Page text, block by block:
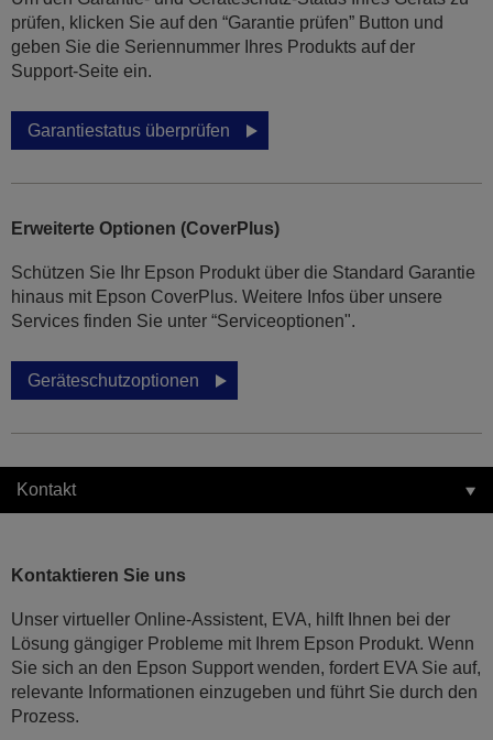
prüfen, klicken Sie auf den “Garantie prüfen” Button und
geben Sie die Seriennummer Ihres Produkts auf der
Support-Seite ein.
Garantiestatus überprüfen
Erweiterte Optionen (CoverPlus)
Schützen Sie Ihr Epson Produkt über die Standard Garantie
hinaus mit Epson CoverPlus. Weitere Infos über unsere
Services finden Sie unter “Serviceoptionen".
Geräteschutzoptionen
Kontakt
Kontaktieren Sie uns
Unser virtueller Online-Assistent, EVA, hilft Ihnen bei der
Lösung gängiger Probleme mit Ihrem Epson Produkt. Wenn
Sie sich an den Epson Support wenden, fordert EVA Sie auf,
relevante Informationen einzugeben und führt Sie durch den
Prozess.